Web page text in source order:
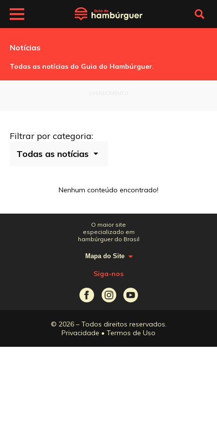
Notícias
Todas as notícias do Guia do Hambúrguer.
Filtrar por categoria:
Nenhum conteúdo encontrado!
O maior site
especializado em
hambúrguer do Brasil
Mapa do Site
Siga-nos
© 2026 – Todos direitos reservados.
Privacidade • Termos de Uso